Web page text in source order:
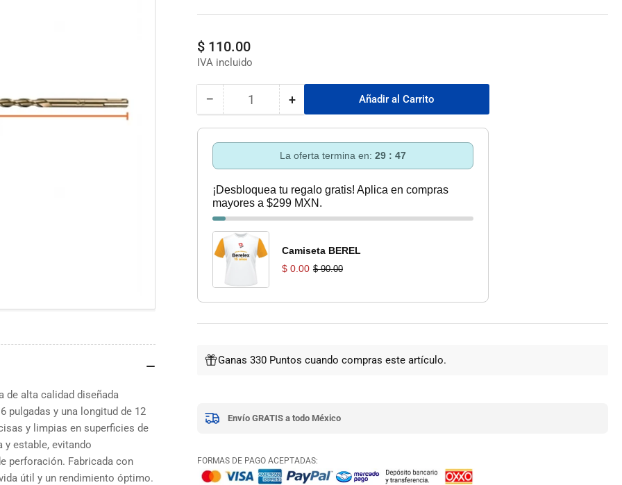
Precio
regular
$ 110.00
− Reducir
Broca
P/Concreto
Bs-
7/16X12
Cantidad +Aumentar
Broca
P/Concreto
Bs-
7/16X12
Añadir al Carrito
La oferta termina en: 29 : 46
¡Desbloquea tu regalo gratis! Aplica en compras
mayores a $299 MXN.
Camiseta BEREL
$ 0.00 $ 90.00
Ganas 330 Puntos cuando compras este artículo.
Envío GRATIS a todo México
FORMAS DE PAGO ACEPTADAS:
de alta calidad diseñada
pulgadas y una longitud de 12
y limpias en superficies de
y estable, evitando
perforación. Fabricada con
útil y un rendimiento óptimo.